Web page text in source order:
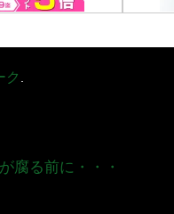
ク .
腐る前に・・・